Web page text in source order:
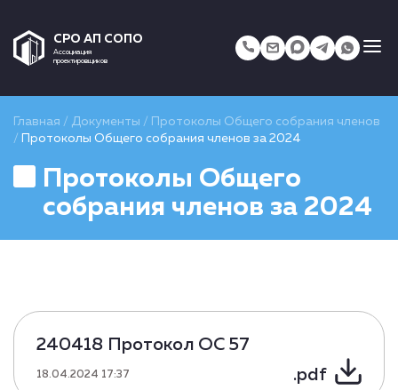
СРО АП СОПО
Ассоциация
проектировщиков
Главная / Документы /
Протоколы Общего собрания членов
/
Протоколы Общего собрания членов за 2024
Протоколы Общего
собрания членов за 2024
240418 Протокол ОС 57
.pdf
18.04.2024 17:37